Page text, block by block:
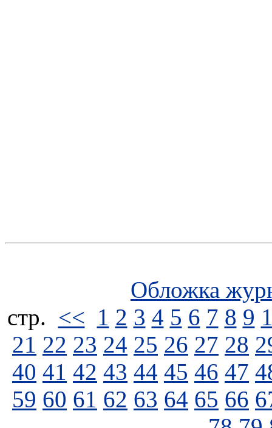
Обложка
стp. << 1 2 3 4 5 6 7 8 9
21 22 23 24 25 26 27 28
40 41 42 43 44 45 46 47
59 60 61 62 63 64 65 66